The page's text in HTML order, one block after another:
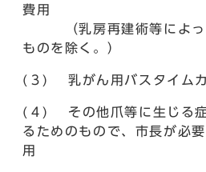
費用
（乳房再建術等によっ
ものを除く。）
(３) 乳がん用バスタイムカ
(４) その他爪等に生じる症
るためのもので、市長が必
用